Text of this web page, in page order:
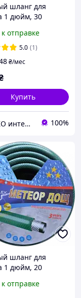
шланг для
1 дюйм, 30
к отправке
5.0 (1)
₴/мес
Купить
TARTIKO интернет магазин для дома и дачи 100%
шланг для
1 дюйм, 20
к отправке